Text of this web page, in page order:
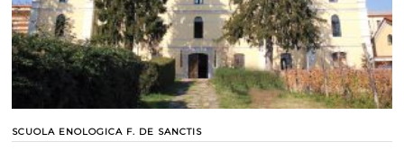
SCUOLA ENOLOGICA F. DE SANCTIS